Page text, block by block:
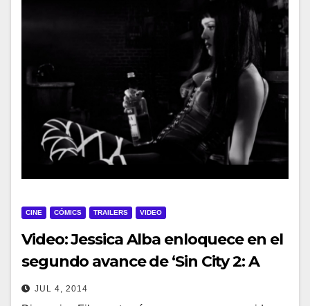
CINE CÓMICS TRAILERS VIDEO
Video: Jessica Alba enloquece en el
segundo avance de ‘Sin City 2: A
Dame to Kill For’
JUL 4, 2014